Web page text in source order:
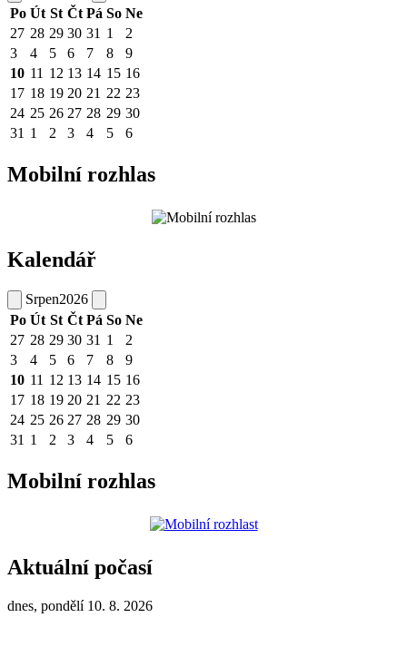
Po Út St Čt Pá So Ne
27 28 29 30 31 1
2
3
4 5 6 7 8
9
10 11 12 13 14 15 16
17 18 19 20 21 22 23
24 25 26 27 28 29 30
31 1 2 3 4 5 6
Mobilní rozhlas
Kalendář
Srpen2026
Po Út St Čt Pá So Ne
27 28 29 30 31 1
2
3
4 5 6 7 8
9
10 11 12 13 14 15 16
17 18 19 20 21 22 23
24 25 26 27 28 29 30
31 1 2 3 4 5 6
Mobilní rozhlas
Aktuální počasí
dnes, pondělí 10. 8. 2026